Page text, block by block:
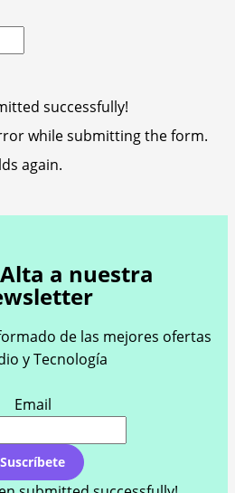
successfully!
while submitting the form.
again.
a nuestra
de las mejores ofertas
y Tecnología
Email
Suscríbete